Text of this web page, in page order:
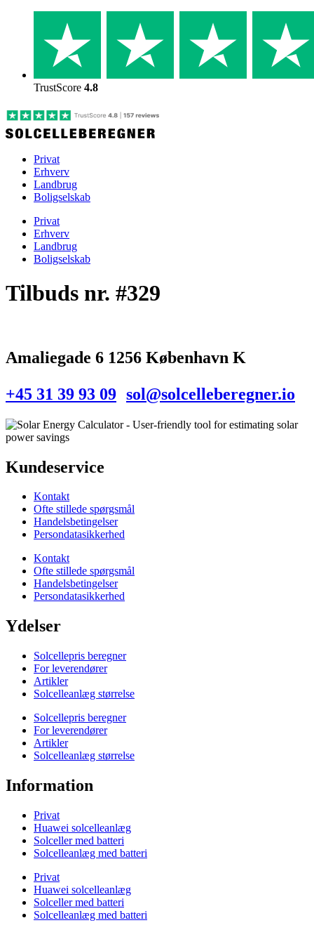
TrustScore 4.8
Privat
Erhverv
Landbrug
Boligselskab
Privat
Erhverv
Landbrug
Boligselskab
Tilbuds nr. #329
Amaliegade 6 1256 København K
+45 31 39 93 09 sol@solcelleberegner.io
Kundeservice
Kontakt
Ofte stillede spørgsmål
Handelsbetingelser
Persondatasikkerhed
Kontakt
Ofte stillede spørgsmål
Handelsbetingelser
Persondatasikkerhed
Ydelser
Solcellepris beregner
For leverendører
Artikler
Solcelleanlæg størrelse
Solcellepris beregner
For leverendører
Artikler
Solcelleanlæg størrelse
Information
Privat
Huawei solcelleanlæg
Solceller med batteri
Solcelleanlæg med batteri
Privat
Huawei solcelleanlæg
Solceller med batteri
Solcelleanlæg med batteri